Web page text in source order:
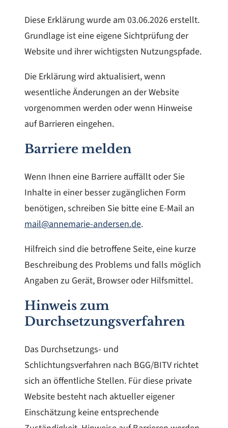
Diese Erklärung wurde am 03.06.2026 erstellt.
Grundlage ist eine eigene Sichtprüfung der
Website und ihrer wichtigsten Nutzungspfade.
Die Erklärung wird aktualisiert, wenn
wesentliche Änderungen an der Website
vorgenommen werden oder wenn Hinweise
auf Barrieren eingehen.
Barriere melden
Wenn Ihnen eine Barriere auffällt oder Sie
Inhalte in einer besser zugänglichen Form
benötigen, schreiben Sie bitte eine E-Mail an
mail@annemarie-andersen.de.
Hilfreich sind die betroffene Seite, eine kurze
Beschreibung des Problems und falls möglich
Angaben zu Gerät, Browser oder Hilfsmittel.
Hinweis zum
Durchsetzungsverfahren
Das Durchsetzungs- und
Schlichtungsverfahren nach BGG/BITV richtet
sich an öffentliche Stellen. Für diese private
Website besteht nach aktueller eigener
Einschätzung keine entsprechende